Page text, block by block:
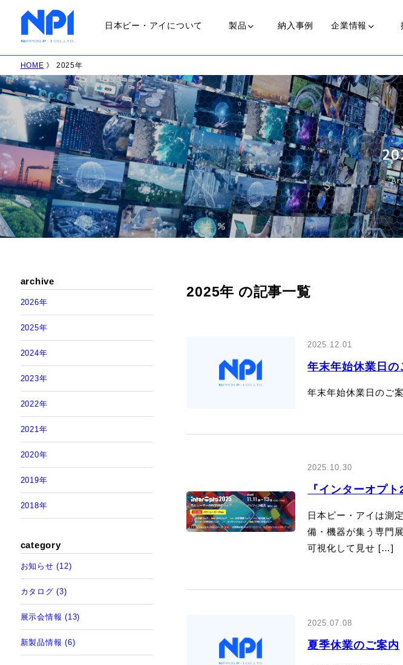
日本ピー・アイについて 製品
ランプ
ＵＶランプ
ＬＥＤランプ
ＨＩＤランプ
メタルハライドランプ
光源装置
納入事例 企業情報
会社概要 代表からのメッセージ
職場環境
HOME 》 2025年
archive
2026年
2025年
2024年
2023年
2022年
2021年
2020年
2019年
2018年
category
お知らせ (12)
カタログ (3)
展示会情報 (13)
新製品情報 (6)
2025年 の記事一覧
2025.12.01
年末年始休業日の
年末年始休業日のご
2025.10.30
『インターオプ
日本ピー・アイは測
備・機器が集う専門
可視化して見せ […]
2025.07.08
夏季休業のご案内